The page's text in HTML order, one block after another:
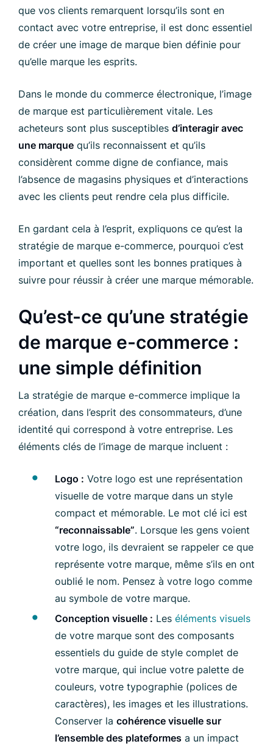
que vos clients remarquent lorsqu’ils sont en
contact avec votre entreprise, il est donc essentiel
de créer une image de marque bien définie pour
qu’elle marque les esprits.
Dans le monde du commerce électronique, l’image
de marque est particulièrement vitale. Les
acheteurs sont plus susceptibles d’interagir avec
une marque qu’ils reconnaissent et qu’ils
considèrent comme digne de confiance, mais
l’absence de magasins physiques et d’interactions
avec les clients peut rendre cela plus difficile.
En gardant cela à l’esprit, expliquons ce qu’est la
stratégie de marque e-commerce, pourquoi c’est
important et quelles sont les bonnes pratiques à
suivre pour réussir à créer une marque mémorable.
Qu’est-ce qu’une stratégie
de marque e-commerce :
une simple définition
La stratégie de marque e-commerce implique la
création, dans l’esprit des consommateurs, d’une
identité qui correspond à votre entreprise. Les
éléments clés de l’image de marque incluent :
Logo : Votre logo est une représentation
visuelle de votre marque dans un style
compact et mémorable. Le mot clé ici est
“reconnaissable”. Lorsque les gens voient
votre logo, ils devraient se rappeler ce que
représente votre marque, même s’ils en ont
oublié le nom. Pensez à votre logo comme
au symbole de votre marque.
Conception visuelle : Les éléments visuels
de votre marque sont des composants
essentiels du guide de style complet de
votre marque, qui inclue votre palette de
couleurs, votre typographie (polices de
caractères), les images et les illustrations.
Conserver la cohérence visuelle sur
l’ensemble des plateformes a un impact